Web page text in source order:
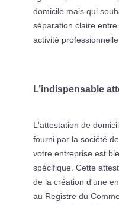
domicile mais qui
séparation claire
activité professionnelle.
L’indispensable
L'attestation de
fourni par la société
votre entreprise est
spécifique. Cette
de la création d'une
au Registre du